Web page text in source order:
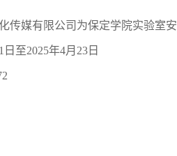
传媒有限公司为保定学院实验室
日至2025年4月 23 日